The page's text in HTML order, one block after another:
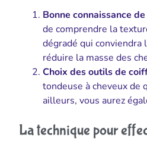
Bonne connaissance
de comprendre la
dégradé qui conviendra
réduire la masse des
Choix des outils de
tondeuse à cheveux de
ailleurs, vous aurez
La technique pour